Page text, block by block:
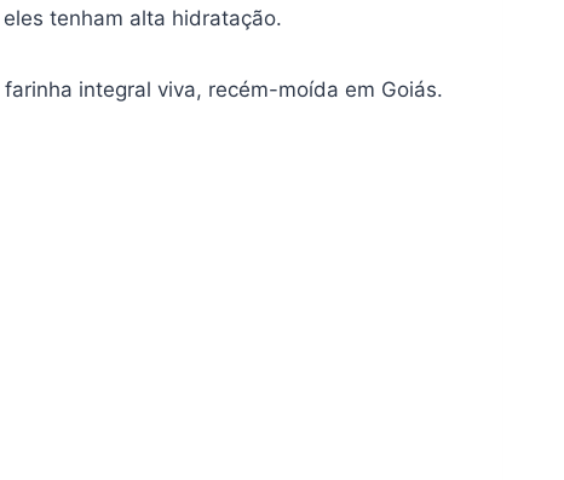
tenham alta hidratação.
integral viva, recém-moída em Goiás.